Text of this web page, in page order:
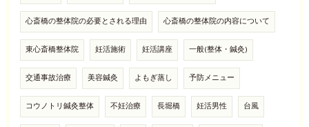
心斎橋の整体院の必要とされる理由 心斎橋の整体院の内容について
東心斎橋整体院 妊活施術 妊活講座 一般(整体・鍼灸)
交通事故治療 美容鍼灸 よもぎ蒸し 予防メニュー
コウノトリ鍼灸整体 不妊治療 長堀橋 妊活男性 台風